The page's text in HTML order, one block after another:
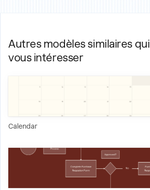
Autres modèles similaires
vous intéresser
Calendar